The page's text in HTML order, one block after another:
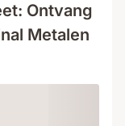
Ontvang
Metalen